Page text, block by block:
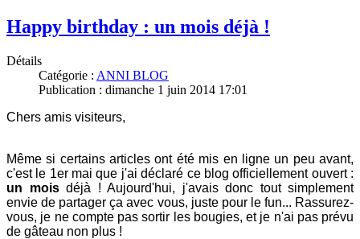
Happy birthday : un mois déjà !
Détails
Catégorie : ANNI BLOG
Publication : dimanche 1 juin 2014 17:01
Chers amis visiteurs,
Même si certains articles ont été mis en ligne un peu avant,
c'est le 1er mai que j'ai déclaré ce blog officiellement ouvert :
un mois déjà ! Aujourd'hui, j'avais donc tout simplement
envie de partager ça avec vous, juste pour le fun... Rassurez-
vous, je ne compte pas sortir les bougies, et je n'ai pas prévu
de gâteau non plus !